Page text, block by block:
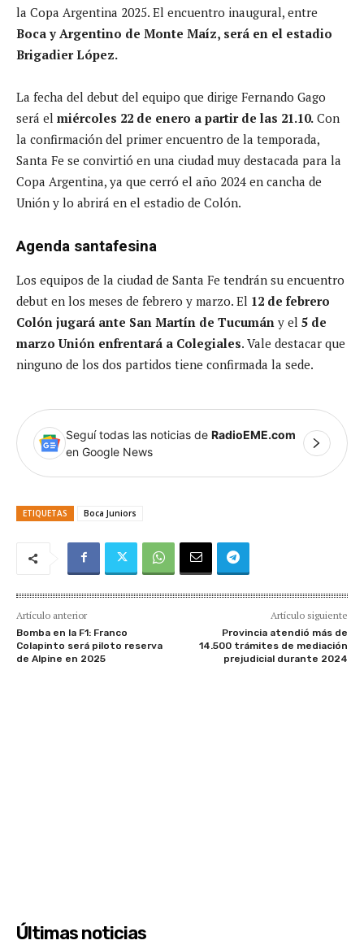
la Copa Argentina 2025. El encuentro inaugural, entre
Boca y Argentino de Monte Maíz, será en el estadio
Brigadier López.
La fecha del debut del equipo que dirige Fernando Gago
será el miércoles 22 de enero a partir de las 21.10. Con
la confirmación del primer encuentro de la temporada,
Santa Fe se convirtió en una ciudad muy destacada para la
Copa Argentina, ya que cerró el año 2024 en cancha de
Unión y lo abrirá en el estadio de Colón.
Agenda santafesina
Los equipos de la ciudad de Santa Fe tendrán su encuentro
debut en los meses de febrero y marzo. El 12 de febrero
Colón jugará ante San Martín de Tucumán y el 5 de
marzo Unión enfrentará a Colegiales. Vale destacar que
ninguno de los dos partidos tiene confirmada la sede.
Seguí todas las noticias de RadioEME.com
en Google News
ETIQUETAS Boca Juniors
Artículo anterior
Bomba en la F1: Franco
Colapinto será piloto reserva
de Alpine en 2025
Artículo siguiente
Provincia atendió más de
14.500 trámites de mediación
prejudicial durante 2024
Últimas noticias